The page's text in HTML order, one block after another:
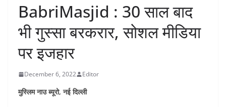
BabriMasjid : 30 साल बाद
भी गुस्सा बरकरार, सोशल मीडिया
पर इजहार
December 6, 2022 Editor
मुस्लिम नाउ ब्यूरो, नई दिल्ली